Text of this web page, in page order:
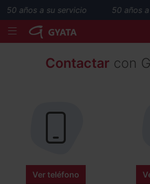
años a su servicio 50 años a
MENÚ
Contactar con
Ver teléfono